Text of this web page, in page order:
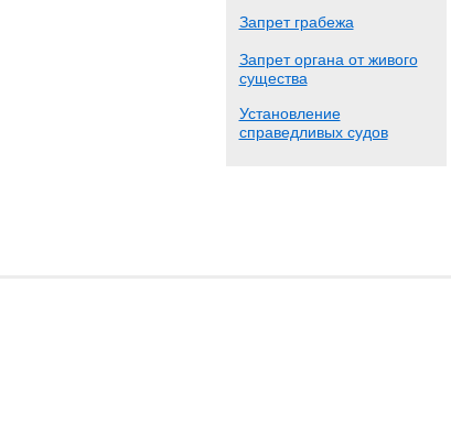
Запрет грабежа
Запрет органа от живого
существа
Установление
справедливых судов